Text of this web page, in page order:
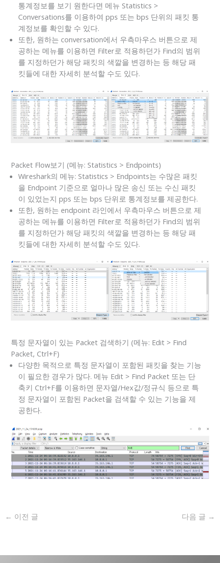
통계정보를 보기 원한다면 메뉴 Statistics >
Conversations를 이용하여 pps 또는 bps 단위의 패킷 통
계정보를 확인할 수 있다.
또한, 원하는 conversation에서 우측마우스 버튼으로 제
공하는 메뉴를 이용하면 Filter로 적용하던가 Find의 범위
를 지정하던가 해당 패킷의 색깔을 변경하는 등 해당 패
킷들에 대한 자세히 분석할 수도 있다.
Packet Flow보기 (메뉴: Statistics > Endpoints)
Wireshark의 메뉴: Statistics > Endpoints는 수많은 패킷
을 Endpoint 기준으로 얼마나 많은 송신 또는 수신 패킷
이 있었는지 pps 또는 bps 단위로 통계정보를 제공한다.
또한, 원하는 endpoint 라인에서 우측마우스 버튼으로 제
공하는 메뉴를 이용하면 Filter로 적용하던가 Find의 범위
를 지정하던가 해당 패킷의 색깔을 변경하는 등 해당 패
킷들에 대한 자세히 분석할 수도 있다.
특정 문자열이 있는 Packet 검색하기 (메뉴: Edit > Find
Packet, Ctrl+F)
다양한 목적으로 특정 문자열이 포함된 패킷을 찾는 기능
이 필요한 경우가 많다. 메뉴 Edit > Find Packet 또는 단
축키 Ctrl+F를 이용하면 문자열/Hex값/정규식 등으로 특
정 문자열이 포함된 Packet을 검색할 수 있는 기능을 제
공한다.
← 이전 글 다음 글 →